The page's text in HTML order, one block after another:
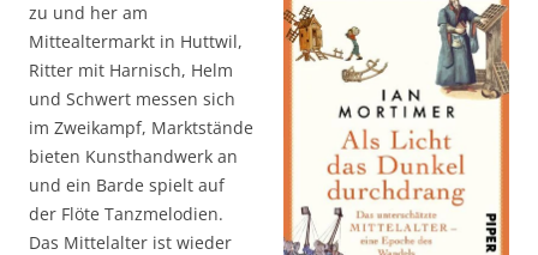
zu und her am
Mittealtermarkt in Huttwil,
Ritter mit Harnisch, Helm
und Schwert messen sich
im Zweikampf, Marktstände
bieten Kunsthandwerk an
und ein Barde spielt auf
der Flöte Tanzmelodien.
Das Mittelalter ist wieder